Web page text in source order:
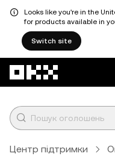
Looks like you're in the
for products available in
Switch site
Центр підтримки